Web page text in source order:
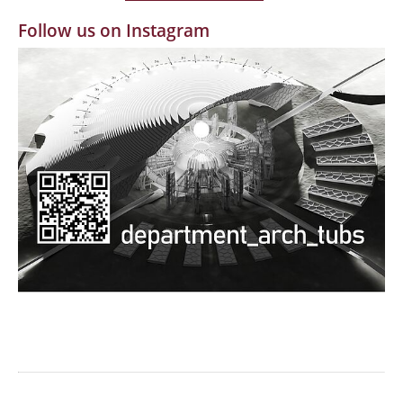
MBW | Modellbauwerkstatt
Alumni | cloud club
Dokumente und Downloads
Follow us on Instagram